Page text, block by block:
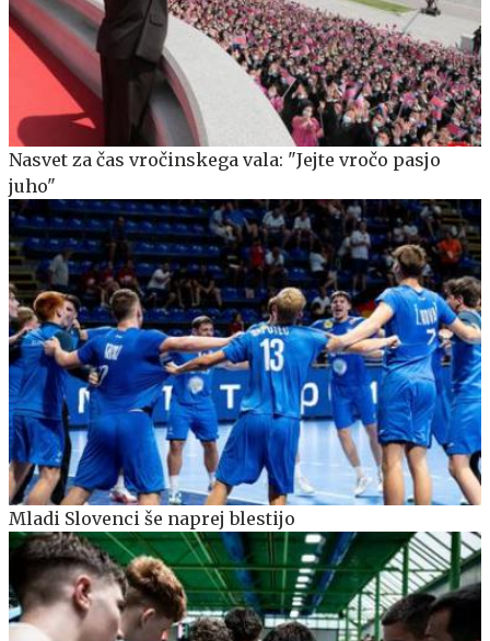
Nasvet za čas vročinskega vala: "Jejte vročo pasjo
juho"
Mladi Slovenci še naprej blestijo